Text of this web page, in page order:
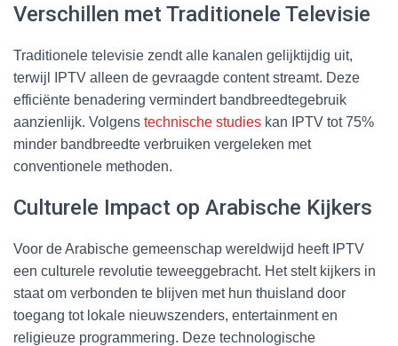
Verschillen met Traditionele Televisie
Traditionele televisie zendt alle kanalen gelijktijdig uit,
terwijl IPTV alleen de gevraagde content streamt. Deze
efficiënte benadering vermindert bandbreedtegebruik
aanzienlijk. Volgens technische studies kan IPTV tot 75%
minder bandbreedte verbruiken vergeleken met
conventionele methoden.
Culturele Impact op Arabische Kijkers
Voor de Arabische gemeenschap wereldwijd heeft IPTV
een culturele revolutie teweeggebracht. Het stelt kijkers in
staat om verbonden te blijven met hun thuisland door
toegang tot lokale nieuwszenders, entertainment en
religieuze programmering. Deze technologische